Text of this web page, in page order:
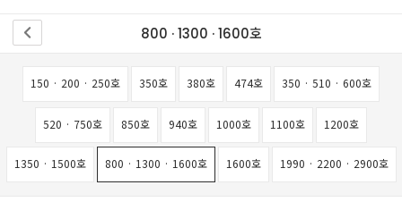
800 · 1300 · 1600호
150 · 200 · 250호 350호 380호 474호 350 · 510 · 600호
520 · 750호 850호 940호 1000호 1100호 1200호
1350 · 1500호 800 · 1300 · 1600호 1600호 1990 · 2200 · 2900호